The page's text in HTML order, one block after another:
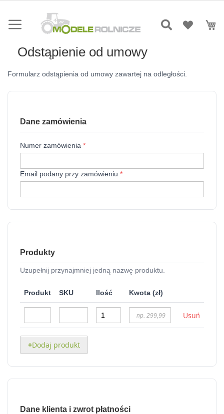
treści
Odstąpienie od umowy
Formularz odstąpienia od umowy zawartej na odległości.
Dane zamówienia
Numer zamówienia *
Email podany przy zamówieniu *
Produkty
Uzupełnij przynajmniej jedną nazwę produktu.
Produkt SKU Ilość Kwota (zł)
Usuń
+Dodaj produkt
Dane klienta i zwrot płatności